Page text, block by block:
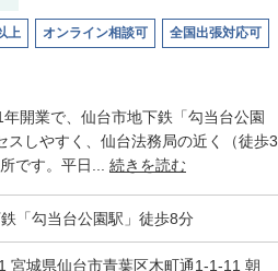
上 オンライン相談可 全国出張対応可
開業で、仙台市地下鉄「勾当台公園
スしやすく、仙台法務局の近く（徒歩3
です。平日... 続きを読む
「勾当台公園駅」徒歩8分
宮城県仙台市青葉区木町通1-1-11 朝